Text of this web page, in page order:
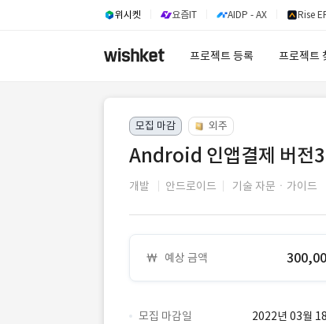
위시켓 요즘IT AIDP - AX Rise
프로젝트 등록 프로젝트
모집 마감 외주
Android 인앱결제 버전
개발 안드로이드 기술 자문ㆍ가이드
예상 금액
모집 마감일 2022년 03월